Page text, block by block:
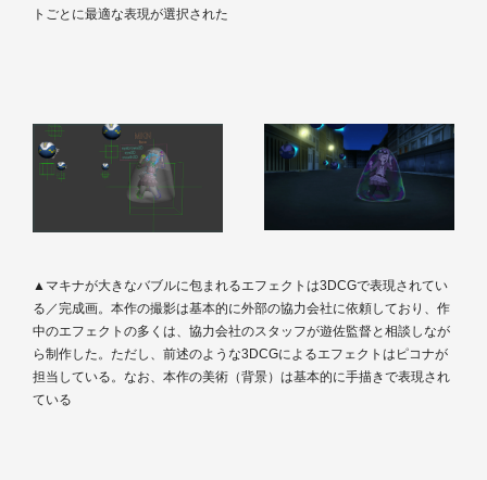
トごとに最適な表現が選択された
▲マキナが大きなバブルに包まれるエフェクトは3DCGで表現されてい
る／完成画。本作の撮影は基本的に外部の協力会社に依頼しており、作
中のエフェクトの多くは、協力会社のスタッフが遊佐監督と相談しなが
ら制作した。ただし、前述のような3DCGによるエフェクトはピコナが
担当している。なお、本作の美術（背景）は基本的に手描きで表現され
ている